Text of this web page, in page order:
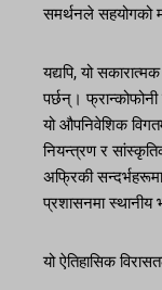
समर्थनले सहयोगको
यद्यपि, यो
पर्छन्।
यो औपनिवेशिक
नियन्त्रण र
अफ्रिकी
प्रशासनमा स्थानीय
यो ऐतिहासिक